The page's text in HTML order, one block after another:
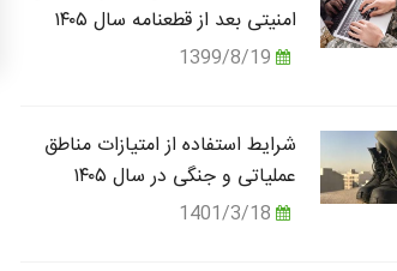
امنیتی بعد از قطعنامه سال ۱۴۰۵
شرایط استفاده از امتیازات مناطق
عملیاتی و جنگی در سال ۱۴۰۵